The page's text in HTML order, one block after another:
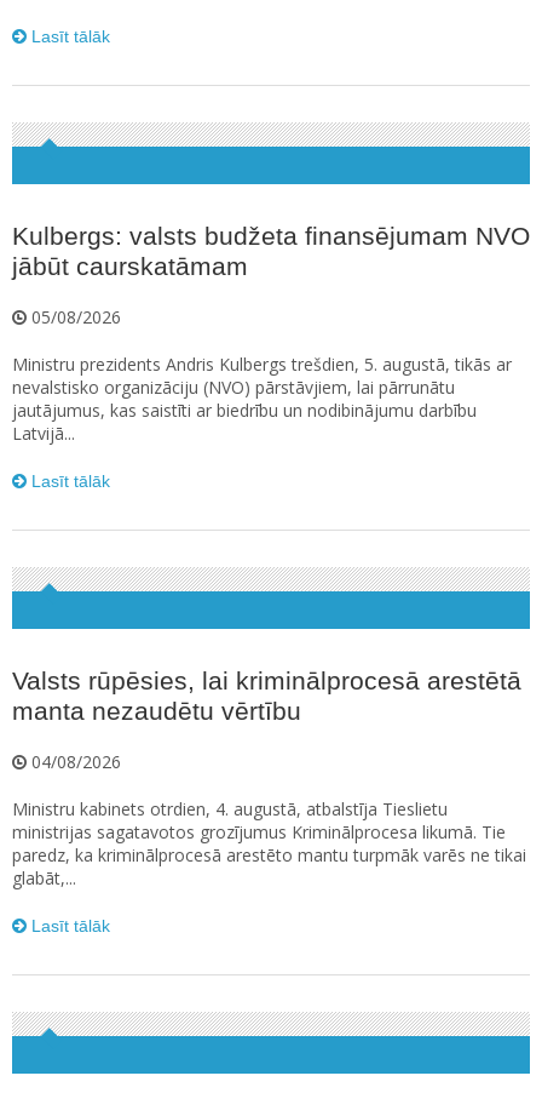
Lasīt tālāk
Kulbergs: valsts budžeta finansējumam NVO
jābūt caurskatāmam
05/08/2026
Ministru prezidents Andris Kulbergs trešdien, 5. augustā, tikās ar
nevalstisko organizāciju (NVO) pārstāvjiem, lai pārrunātu
jautājumus, kas saistīti ar biedrību un nodibinājumu darbību
Latvijā...
Lasīt tālāk
Valsts rūpēsies, lai kriminālprocesā arestētā
manta nezaudētu vērtību
04/08/2026
Ministru kabinets otrdien, 4. augustā, atbalstīja Tieslietu
ministrijas sagatavotos grozījumus Kriminālprocesa likumā. Tie
paredz, ka kriminālprocesā arestēto mantu turpmāk varēs ne tikai
glabāt,...
Lasīt tālāk